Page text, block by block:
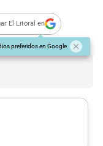
El Litoral en
preferidos en Google